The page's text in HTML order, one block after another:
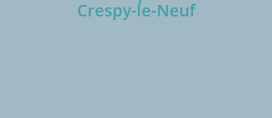
Crespy-le-Neuf